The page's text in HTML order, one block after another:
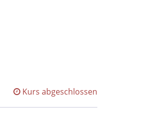
Kurs abgeschlossen